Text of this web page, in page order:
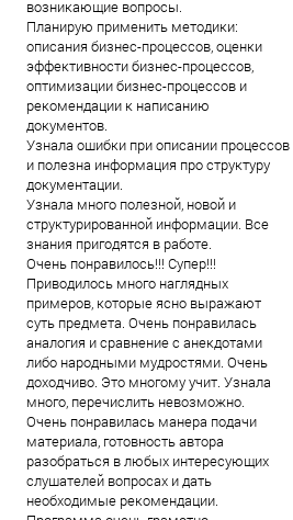
возникающие вопросы.
Планирую применить методики:
описания бизнес-процессов, оценки
эффективности бизнес-процессов,
оптимизации бизнес-процессов и
рекомендации к написанию
документов.
Узнала ошибки при описании процессов
и полезна информация про структуру
документации.
Узнала много полезной, новой и
структурированной информации. Все
знания пригодятся в работе.
Очень понравилось!!! Супер!!!
Приводилось много наглядных
примеров, которые ясно выражают
суть предмета. Очень понравилась
аналогия и сравнение с анекдотами
либо народными мудростями. Очень
доходчиво. Это многому учит. Узнала
много, перечислить невозможно.
Очень понравилась манера подачи
материала, готовность автора
разобраться в любых интересующих
слушателей вопросах и дать
необходимые рекомендации.